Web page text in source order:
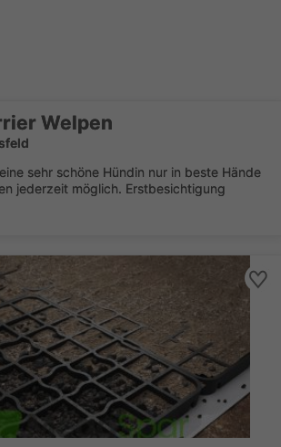
Welpen
sehr schöne Hündin nur in beste Hände
jederzeit möglich. Erstbesichtigung